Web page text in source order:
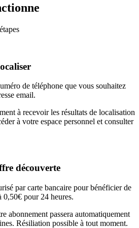
de téléphone que vous souhaitez
email.
à recevoir les résultats de localisation
à votre espace personnel et consulter
découverte
par carte bancaire pour bénéficier de
0,50€ pour 24 heures.
abonnement passera automatiquement
Résiliation possible à tout moment.